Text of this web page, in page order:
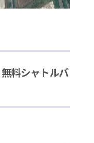
料シャトルバ